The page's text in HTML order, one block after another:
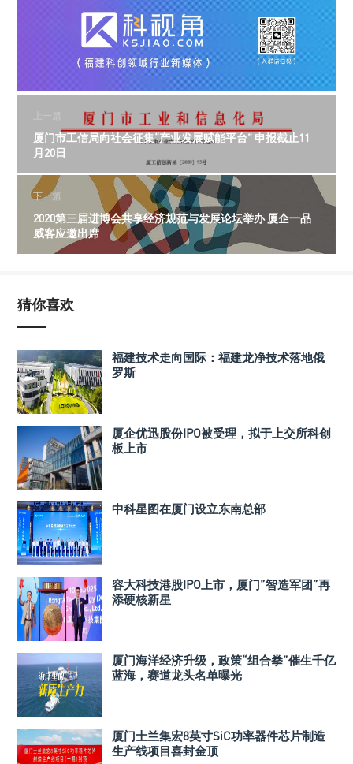
上一篇
厦门市工信局向社会征集“产业发展赋能平台” 申报截止11
月20日
下一篇
2020第三届进博会共享经济规范与发展论坛举办 厦企一品
威客应邀出席
猜你喜欢
福建技术走向国际：福建龙净技术落地俄
罗斯
厦企优迅股份IPO被受理，拟于上交所科创
板上市
中科星图在厦门设立东南总部
容大科技港股IPO上市，厦门”智造军团”再
添硬核新星
厦门海洋经济升级，政策“组合拳”催生千亿
蓝海，赛道龙头名单曝光
厦门士兰集宏8英寸SiC功率器件芯片制造
生产线项目喜封金顶